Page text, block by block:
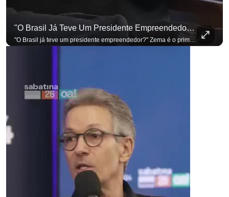
"O Brasil Já Teve Um Presidente Empreendedor?"